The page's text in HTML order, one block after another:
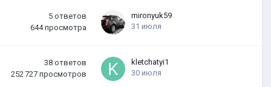
5 ответов
644 просмотра
mironyuk59
31 июля
38 ответов
252 727 просмотров
kletchatyi1
30 июля